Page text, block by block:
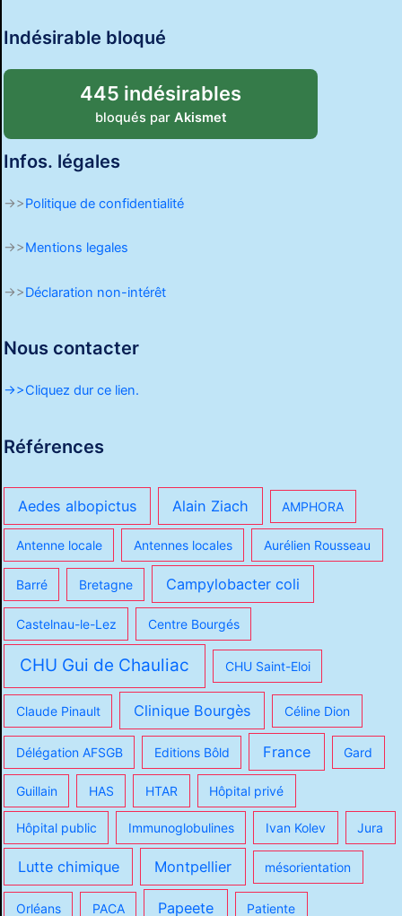
Indésirable bloqué
445 indésirables
bloqués par Akismet
Infos. légales
->>Politique de confidentialité
->>Mentions legales
->>Déclaration non-intérêt
Nous contacter
->>Cliquez dur ce lien.
Références
Aedes albopictus Alain Ziach AMPHORA
Antenne locale Antennes locales Aurélien Rousseau
Barré Bretagne Campylobacter coli
Castelnau-le-Lez Centre Bourgés
CHU Gui de Chauliac CHU Saint-Eloi
Claude Pinault Clinique Bourgès Céline Dion
Délégation AFSGB Editions Bôld France Gard
Guillain HAS HTAR Hôpital privé
Hôpital public Immunoglobulines Ivan Kolev Jura
Lutte chimique Montpellier mésorientation
Orléans PACA Papeete Patiente